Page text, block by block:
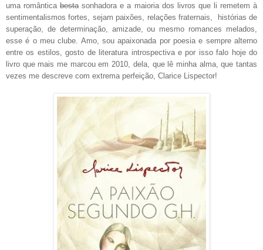
uma românticabestasonhadora e a maioria dos livros que li remetem à
sentimentalismos fortes, sejam paixões, relações fraternais, histórias de
superação, de determinação, amizade, ou mesmo romances melados,
esse é o meu clube. Amo, sou apaixonada por poesia e sempre alterno
entre os estilos, gosto de literatura introspectiva e por isso falo hoje do
livro que mais me marcou em 2010, dela, que lê minha alma, que tantas
vezes me descreve com extrema perfeição, Clarice Lispector!